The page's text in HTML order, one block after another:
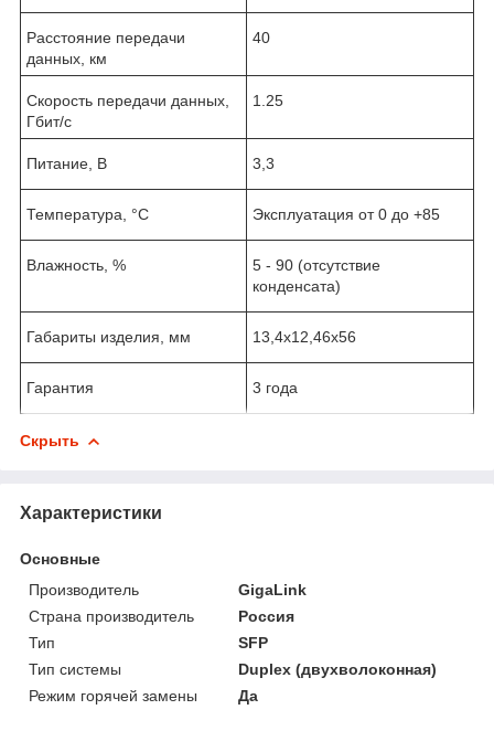
Расстояние передачи
данных, км
40
Скорость передачи данных,
Гбит/с
1.25
Питание, В 3,3
Температура, °C Эксплуатация от 0 до +85
Влажность, %
5 - 90 (отсутствие
конденсата)
Габариты изделия, мм 13,4х12,46х56
Гарантия 3 года
Скрыть
Характеристики
Основные
Производитель
GigaLink
Страна производитель
Россия
Тип
SFP
Тип системы
Duplex (двухволоконная)
Режим горячей замены
Да